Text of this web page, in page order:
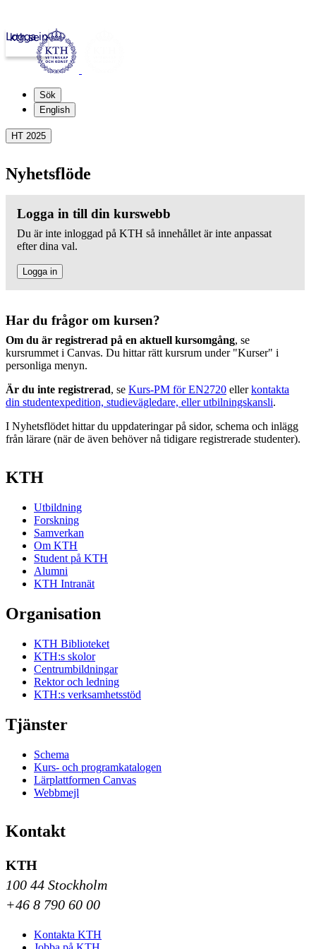
kth.se
Logga in
Sök
English
HT 2025
Nyhetsflöde
Logga in till din kurswebb
Du är inte inloggad på KTH så innehållet är inte anpassat
efter dina val.
Logga in
Har du frågor om kursen?
Om du är registrerad på en aktuell kursomgång, se
kursrummet i Canvas. Du hittar rätt kursrum under "Kurser" i
personliga menyn.
Är du inte registrerad, se Kurs-PM för EN2720 ellerkontakta
din studentexpedition, studievägledare, eller utbilningskansli.
I Nyhetsflödet hittar du uppdateringar på sidor, schema och inlägg
från lärare (när de även behöver nå tidigare registrerade studenter).
KTH
Utbildning
Forskning
Samverkan
Om KTH
Student på KTH
Alumni
KTH Intranät
Organisation
KTH Biblioteket
KTH:s skolor
Centrumbildningar
Rektor och ledning
KTH:s verksamhetsstöd
Tjänster
Schema
Kurs- och programkatalogen
Lärplattformen Canvas
Webbmejl
Kontakt
KTH
100 44 Stockholm
+46 8 790 60 00
Kontakta KTH